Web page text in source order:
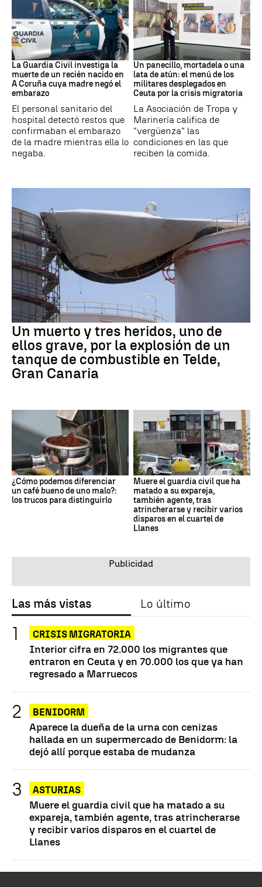
Recién Nacido
La Guardia Civil investiga la
muerte de un recién nacido en
A Coruña cuya madre negó el
embarazo
El personal sanitario del
hospital detectó restos que
confirmaban el embarazo
de la madre mientras ella lo
negaba.
Militares
Un panecillo, mortadela o una
lata de atún: el menú de los
militares desplegados en
Ceuta por la crisis migratoria
La Asociación de Tropa y
Marinería califica de
"vergüenza" las
condiciones en las que
reciben la comida.
Un muerto y tres heridos, uno de
ellos grave, por la explosión de un
tanque de combustible en Telde,
Gran Canaria
¿Cómo podemos diferenciar
un café bueno de uno malo?:
los trucos para distinguirlo
Muere el guardia civil que ha
matado a su expareja,
también agente, tras
atrincherarse y recibir varios
disparos en el cuartel de
Llanes
Las más vistas Lo último
CRISIS MIGRATORIA
Interior cifra en 72.000 los migrantes que
entraron en Ceuta y en 70.000 los que ya han
regresado a Marruecos
BENIDORM
Aparece la dueña de la urna con cenizas
hallada en un supermercado de Benidorm: la
dejó allí porque estaba de mudanza
ASTURIAS
Muere el guardia civil que ha matado a su
expareja, también agente, tras atrincherarse
y recibir varios disparos en el cuartel de
Llanes